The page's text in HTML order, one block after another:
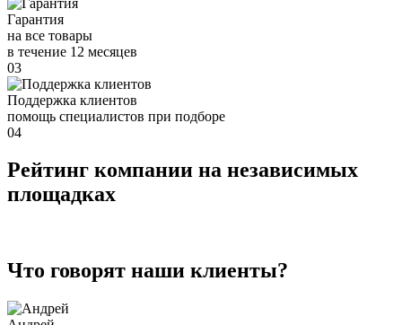
Гарантия
на все товары
в течение 12 месяцев
03
Поддержка клиентов
помощь специалистов при подборе
04
Рейтинг компании на независимых
площадках
Что говорят наши клиенты?